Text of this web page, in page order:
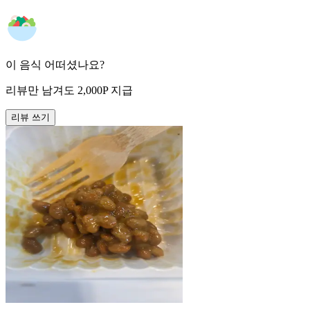
이 음식 어떠셨나요?
리뷰만 남겨도 2,000P 지급
리뷰 쓰기